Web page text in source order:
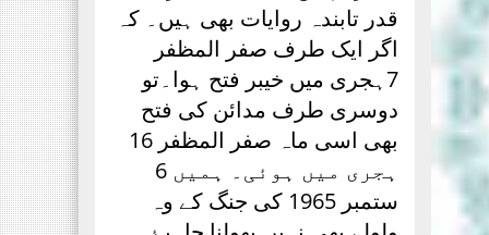
قدر تابندہ روایات بھی ہیں۔ کہ
اگر ایک طرف صفر المظفر
7ہجری میں خیبر فتح ہوا۔تو
دوسری طرف مدائن کی فتح
بھی اسی ماہ صفر المظفر 16
ہجری میں ہوئی۔ ہمیں 6
ستمبر 1965 کی جنگ کے وہ